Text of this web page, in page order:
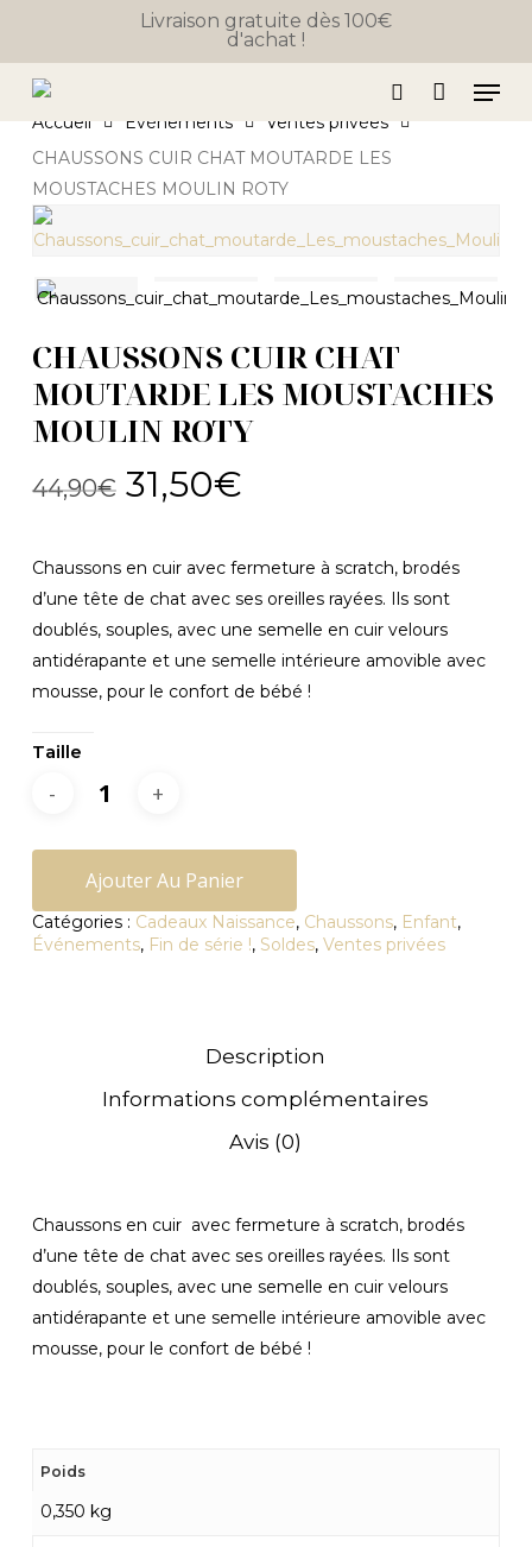
main
Livraison gratuite dès 100€
d'achat !
search
Accueil Événements
Ventes privées
CHAUSSONS CUIR CHAT MOUTARDE LES
MOUSTACHES MOULIN ROTY
CHAUSSONS CUIR CHAT
MOUTARDE LES MOUSTACHES
MOULIN ROTY
44,90€ Le
initial
était :
44,90€.
31,50€Le
actuel
est :
31,50€.
Chaussons en cuir avec fermeture à scratch, brodés
d’une tête de chat avec ses oreilles rayées. Ils sont
doublés, souples, avec une semelle en cuir velours
antidérapante et une semelle intérieure amovible avec
mousse, pour le confort de bébé !
Taille
Ajouter Au Panier
Catégories : Cadeaux Naissance, Chaussons, Enfant,
Événements, Fin de série !, Soldes, Ventes privées
Description
Informations complémentaires
Avis (0)
Chaussons en cuir avec fermeture à scratch, brodés
d’une tête de chat avec ses oreilles rayées. Ils sont
doublés, souples, avec une semelle en cuir velours
antidérapante et une semelle intérieure amovible avec
mousse, pour le confort de bébé !
Poids
0,350 kg